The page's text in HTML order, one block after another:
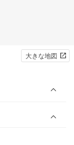
大きな地図